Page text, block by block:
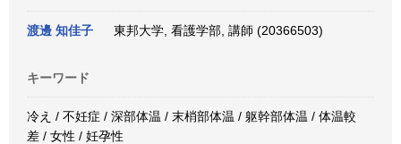
渡邊 知佳子 東邦大学, 看護学部, 講師 (20366503)
キーワード
冷え / 不妊症 / 深部体温 / 末梢部体温 / 躯幹部体温 / 体温較
差 / 女性 / 妊孕性